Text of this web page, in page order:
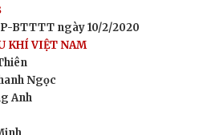
BTTTT ngày 10/2/2020
KHÍ VIỆT NAM
Ngọc
Anh